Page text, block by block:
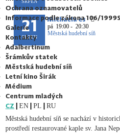
Ochrana oznamovatelů
Informace podle zákona 106/
Galerie
Kontakty
Adalbertinum
Šrámkův statek
Městská hudební síň
Letní kino Širák
Médium
Centrum mladých
CZ |EN |PL |RU
SRPEN
21
SRPEN
Michaela es
pá 19:00 - 20:30
Městská hudební síň
Městská hudební síň se nachází v
prostředí restaurované kaple sv. Jana